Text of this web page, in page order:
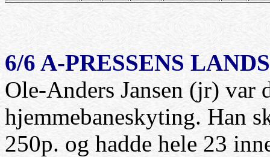
6/6 A-PRESSENS
Ole-Anders Jansen (jr) var
hjemmebaneskyting. Han
250p. og hadde hele 23